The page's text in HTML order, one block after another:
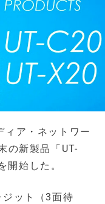
ィア・ネットワー
の新製品「UT-
開始した。
ジット（3面待